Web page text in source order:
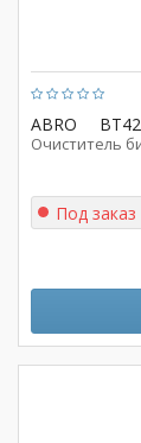
ABRO
Очиститель
Под заказ